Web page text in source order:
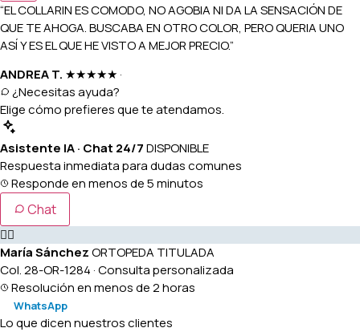
“EL COLLARIN ES COMODO, NO AGOBIA NI DA LA SENSACIÓN DE
QUE TE AHOGA. BUSCABA EN OTRO COLOR, PERO QUERIA UNO
ASÍ Y ES EL QUE HE VISTO A MEJOR PRECIO.”
ANDREA T. ★★★★★ ·
¿Necesitas ayuda?
Elige cómo prefieres que te atendamos.
Asistente IA · Chat 24/7DISPONIBLE
Respuesta inmediata para dudas comunes
Responde en menos de 5 minutos
Chat
👩‍⚕️
María SánchezORTOPEDA TITULADA
Col. 28-OR-1284 · Consulta personalizada
Resolución en menos de 2 horas
WhatsApp
Lo que dicen nuestros clientes